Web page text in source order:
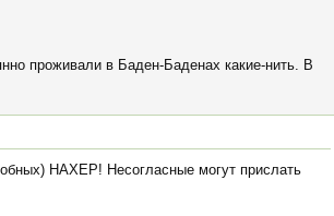
проживали в Баден-Баденах какие-нить. В
НАХЕР! Несогласные могут прислать